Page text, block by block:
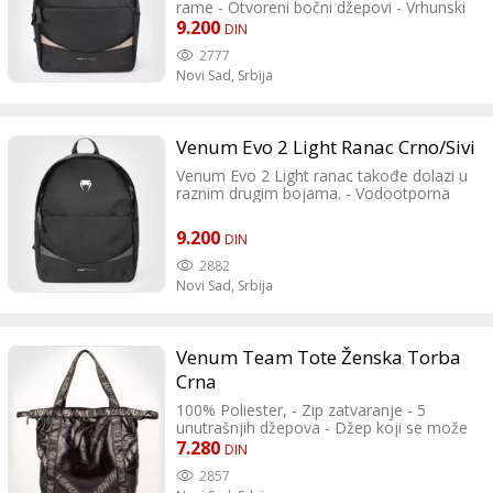
rame - Otvoreni bočni džepovi - Vrhunski
patent zatvarači sa Venum patent
Veličina: 29 x 17,5 x 39 cm / 11 x 7 x 15
inča - Kapacitet: 20-25 litara
9.200 DIN
2777
Novi Sad, Srbija
Venum Evo 2 Light Ranac Crno/Sivi
Venum Evo 2 Light ranac takođe dolazi u
raznim drugim bojama. - Vodootporna
Otvoreni bočni džepovi - Vrhunski patent
zatvarači sa Venum patent zatvaračima -
Čišćenje u toploj vodi - Veličina: 29 x 17,5
x 39 cm / 11 x 7 x 15 inča - Kapacitet: 20-
25 litara
9.200 DIN
2882
Novi Sad, Srbija
Venum Team Tote Ženska Torba
Crna
100% Poliester, - Zip zatvaranje - 5
unutrašnjih džepova - Džep koji se može
skinuti - Dvostruka ručka - Može se prati
sušiti u sušilici. - Brend: Venum - Veličina
7.280 DIN
2857